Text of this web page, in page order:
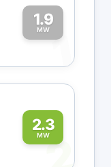
1.9
MW1
2.3
MW